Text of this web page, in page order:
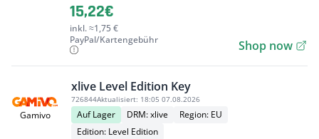
15,22€
inkl. ≈1,75 €
PayPal/Kartengebühr
Shop now
Gamivo
xlive Level Edition Key
726844Aktualisiert: 18:05 07.08.2026
Auf Lager DRM: xlive
Region: EU
Edition: Level Edition